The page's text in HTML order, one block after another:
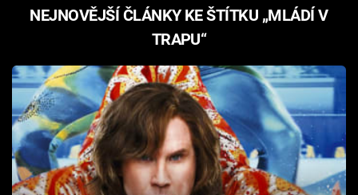
Filmy
Seriály
Hry
NEJNOVĚJŠÍ ČLÁNKY KE ŠTÍTKU „MLÁDÍ V
TRAPU“